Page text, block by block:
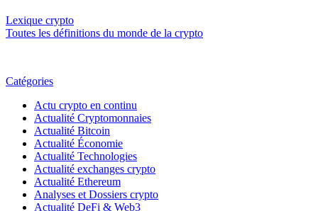
Lexique crypto
Toutes les définitions du monde de la crypto
Catégories
Actu crypto en continu
Actualité Cryptomonnaies
Actualité Bitcoin
Actualité Économie
Actualité Technologies
Actualité exchanges crypto
Actualité Ethereum
Analyses et Dossiers crypto
Actualité DeFi & Web3